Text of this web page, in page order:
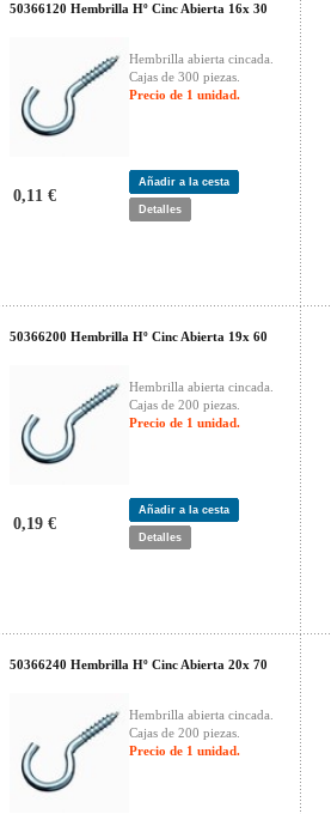
50366120 Hembrilla Hº Cinc Abierta 16x 30
Hembrilla abierta cincada.
Cajas de 300 piezas.
Precio de 1 unidad.
0,11 €
Añadir a la cesta
Detalles
50366200 Hembrilla Hº Cinc Abierta 19x 60
Hembrilla abierta cincada.
Cajas de 200 piezas.
Precio de 1 unidad.
0,19 €
Añadir a la cesta
Detalles
50366240 Hembrilla Hº Cinc Abierta 20x 70
Hembrilla abierta cincada.
Cajas de 200 piezas.
Precio de 1 unidad.